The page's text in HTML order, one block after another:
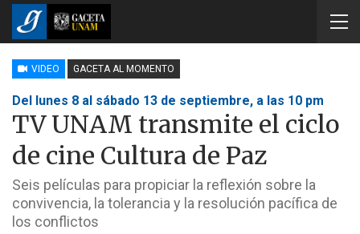
VIDEO GACETA AL MOMENTO
Del lunes 8 al sábado 13 de septiembre, a las 10 pm
TV UNAM transmite el ciclo
de cine Cultura de Paz
Seis películas para propiciar la reflexión sobre la
convivencia, la tolerancia y la resolución pacífica de
los conflictos